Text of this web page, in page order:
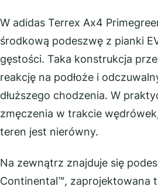
W adidas Terrex Ax4
środkową podeszwę z pianki
gęstości. Taka konstrukcja
reakcję na podłoże i
dłuższego chodzenia. W
zmęczenia w trakcie
teren jest nierówny.
Na zewnątrz znajduje się
Continental™, zaprojektowana